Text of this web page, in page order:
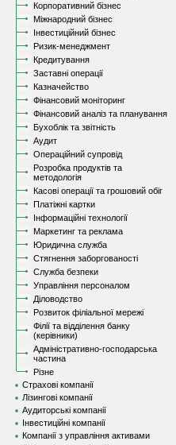
Корпоративний бізнес
Міжнародний бізнес
Інвестиційний бізнес
Ризик-менеджмент
Кредитування
Заставні операції
Казначейство
Фінансовий моніторинг
Фінансовий аналіз та планування
Бухоблік та звітність
Аудит
Операційний супровід
Розробка продуктів та
методологія
Касові операції та грошовий обіг
Платіжні картки
Інформаційні технології
Маркетинг та реклама
Юридична служба
Стягнення заборгованості
Служба безпеки
Управління персоналом
Діловодство
Розвиток філіальної мережі
Філії та відділення банку
(керівники)
Адміністративно-господарська
частина
Різне
Страхові компанії
Лізингові компанії
Аудиторські компанії
Інвестиційні компанії
Компанії з управління активами